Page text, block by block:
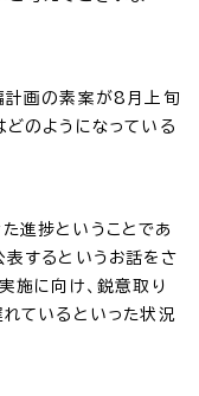
計画の素案が8月上旬
のようになっている
進捗ということであ
するというお話をさ
施に向け、鋭意取り
ているといった状況